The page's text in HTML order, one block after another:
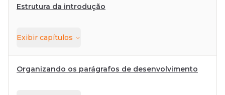
Estrutura da introdução
Exibir capítulos
Organizando os parágrafos de desenvolvimento